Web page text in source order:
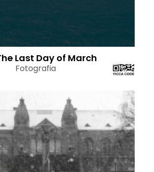
Last Day of March
Fotografia